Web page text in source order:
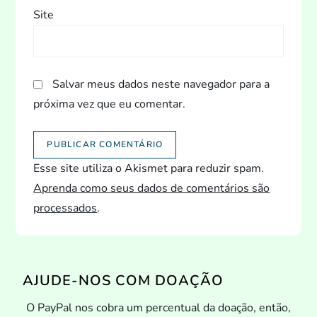
Site
Salvar meus dados neste navegador para a
próxima vez que eu comentar.
Esse site utiliza o Akismet para reduzir spam.
Aprenda como seus dados de comentários são
processados.
AJUDE-NOS COM DOAÇÃO
O PayPal nos cobra um percentual da doação, então,